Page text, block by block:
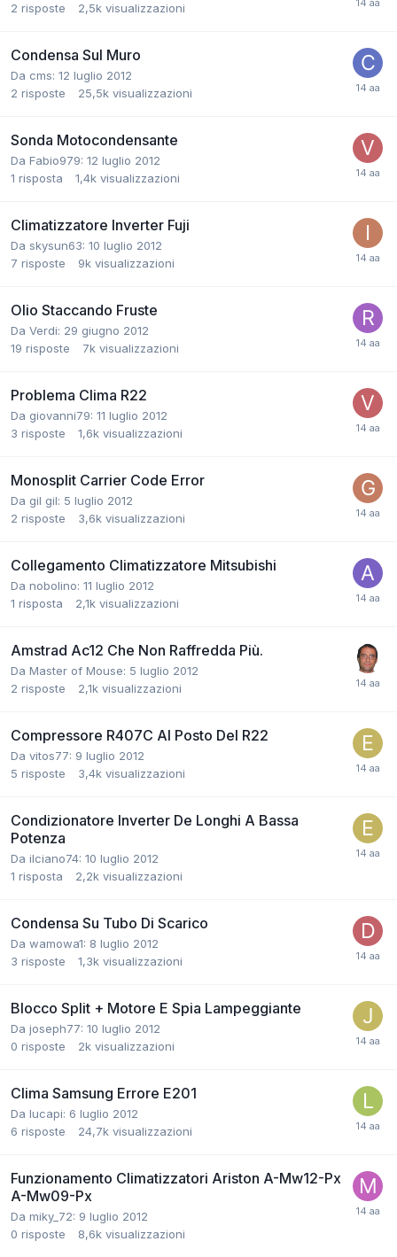
2 risposte 2,5k visualizzazioni
Condensa Sul Muro
Da cms: 12 luglio 2012
2 risposte 25,5k visualizzazioni
Sonda Motocondensante
Da Fabio979: 12 luglio 2012
1 risposta 1,4k visualizzazioni
Climatizzatore Inverter Fuji
Da skysun63: 10 luglio 2012
7 risposte 9k visualizzazioni
Olio Staccando Fruste
Da Verdi: 29 giugno 2012
19 risposte 7k visualizzazioni
Problema Clima R22
Da giovanni79: 11 luglio 2012
3 risposte 1,6k visualizzazioni
Monosplit Carrier Code Error
Da gil gil: 5 luglio 2012
2 risposte 3,6k visualizzazioni
Collegamento Climatizzatore Mitsubishi
Da nobolino: 11 luglio 2012
1 risposta 2,1k visualizzazioni
Amstrad Ac12 Che Non Raffredda Più.
Da Master of Mouse: 5 luglio 2012
2 risposte 2,1k visualizzazioni
Compressore R407C Al Posto Del R22
Da vitos77: 9 luglio 2012
5 risposte 3,4k visualizzazioni
Condizionatore Inverter De Longhi A Bassa
Potenza
Da ilciano74: 10 luglio 2012
1 risposta 2,2k visualizzazioni
Condensa Su Tubo Di Scarico
Da wamowa1: 8 luglio 2012
3 risposte 1,3k visualizzazioni
Blocco Split + Motore E Spia Lampeggiante
Da joseph77: 10 luglio 2012
0 risposte 2k visualizzazioni
Clima Samsung Errore E201
Da lucapi: 6 luglio 2012
6 risposte 24,7k visualizzazioni
Funzionamento Climatizzatori Ariston A-Mw12-Px
A-Mw09-Px
Da miky_72: 9 luglio 2012
0 risposte 8,6k visualizzazioni